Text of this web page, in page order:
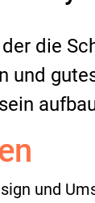
die
und
und